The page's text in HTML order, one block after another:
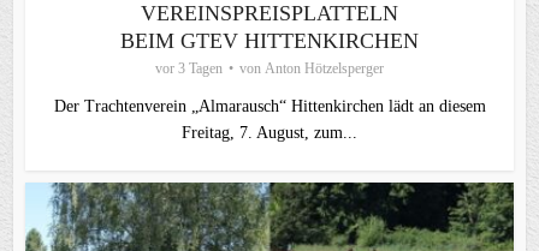
VEREINSPREISPLATTELN
BEIM GTEV HITTENKIRCHEN
vor 3 Tagen von Anton Hötzelsperger
Der Trachtenverein „Almarausch“ Hittenkirchen lädt an diesem
Freitag, 7. August, zum...